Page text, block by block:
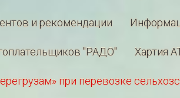
и рекомендации
"РАДО" Хартия
при перевозке